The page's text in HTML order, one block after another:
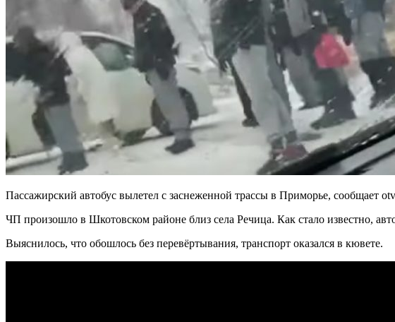
Пассажирский автобус вылетел с заснеженной трассы в Приморье, сообщает
ЧП произошло в Шкотовском районе близ села Речица. Как стало известно,
Выяснилось, что обошлось без перевёртывания, транспорт оказался в кювете.